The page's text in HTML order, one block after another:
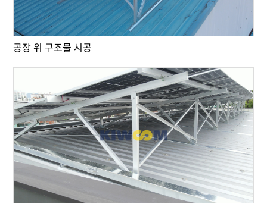
공장 위 구조물 시공